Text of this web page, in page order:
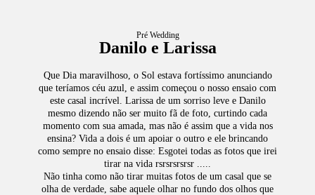
Pré Wedding
Danilo e Larissa
Que Dia maravilhoso, o Sol estava fortíssimo anunciando
que teríamos céu azul, e assim começou o nosso ensaio com
este casal incrível. Larissa de um sorriso leve e Danilo
mesmo dizendo não ser muito fã de foto, curtindo cada
momento com sua amada, mas não é assim que a vida nos
ensina? Vida a dois é um apoiar o outro e ele brincando
como sempre no ensaio disse: Esgotei todas as fotos que irei
tirar na vida rsrsrsrsrsr .....
Não tinha como não tirar muitas fotos de um casal que se
olha de verdade, sabe aquele olhar no fundo dos olhos que